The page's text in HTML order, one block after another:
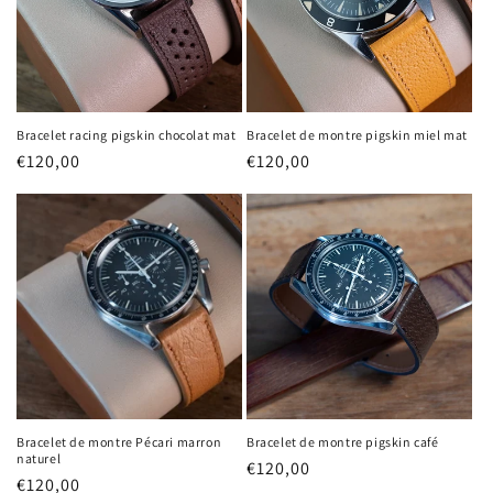
Bracelet racing pigskin chocolat mat
Prix
€120,00
Bracelet de montre pigskin miel mat
Prix
€120,00
Bracelet de montre Pécari marron
naturel
Prix
€120,00
Bracelet de montre pigskin café
Prix
€120,00